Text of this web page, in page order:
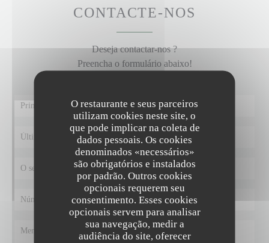
O restaurante e seus parceiros
utilizam cookies neste site, o
que pode implicar na coleta de
dados pessoais. Os cookies
denominados «necessários»
são obrigatórios e instalados
por padrão. Outros cookies
opcionais requerem seu
consentimento. Esses cookies
opcionais servem para analisar
sua navegação, medir a
audiência do site, oferecer
CONTACTE-NOS
Deseja contactar-nos ?
Preencha o formulário abaixo!